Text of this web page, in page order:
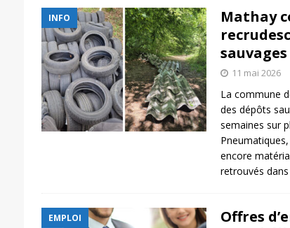
INFO
Mathay
sauvages
11 mai 2026
La commune
des dépôts
semaines sur
encore
retrouvés
EMPLOI
Offres